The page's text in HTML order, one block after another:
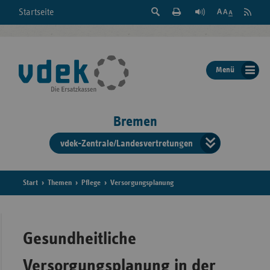
Startseite
Suche
der
Seite
Feed
Menü
Bremen
vdek-Zentrale/Landesvertretungen
der
Start Themen Pflege Versorgungsplanung
Gesundheitliche
Versorgungsplanung in der